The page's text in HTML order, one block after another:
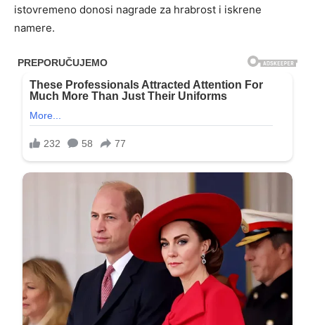
istovremeno donosi nagrade za hrabrost i iskrene
namere.